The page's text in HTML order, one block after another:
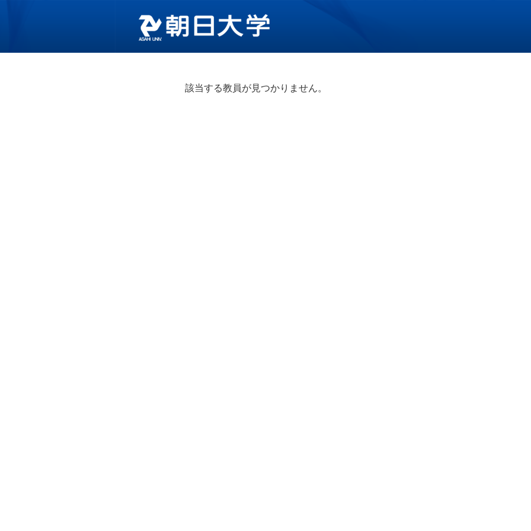
該当する教員が見つかりません。